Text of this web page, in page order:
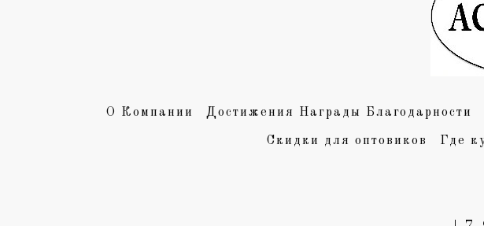
О Компании Достижения Награды Благодарности
Скидки для оптовиков Где